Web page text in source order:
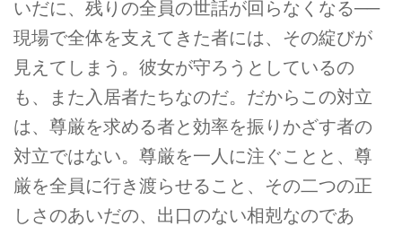
いだに、残りの全員の世話が回らなくなる──
現場で全体を支えてきた者には、その綻びが
見えてしまう。彼女が守ろうとしているの
も、また入居者たちなのだ。だからこの対立
は、尊厳を求める者と効率を振りかざす者の
対立ではない。尊厳を一人に注ぐことと、尊
厳を全員に行き渡らせること、その二つの正
しさのあいだの、出口のない相剋なのであ